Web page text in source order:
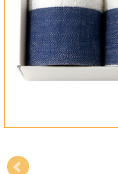
初盆・新盆
お中元
長寿のお祝い
各種記念品